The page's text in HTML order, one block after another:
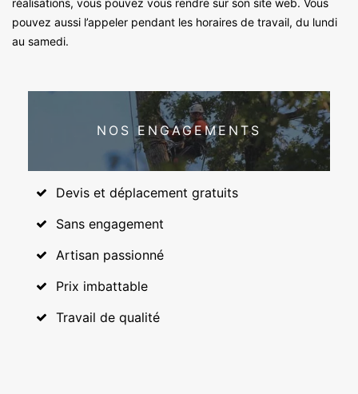
pouvez aussi l’appeler pendant les horaires de travail, du lundi
au samedi.
NOS ENGAGEMENTS
Devis et déplacement gratuits
Sans engagement
Artisan passionné
Prix imbattable
Travail de qualité